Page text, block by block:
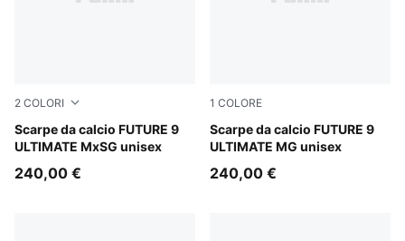
2 COLORI
Scarpe da calcio FUTURE 9
ULTIMATE MxSG unisex
Sugared Almond-PUMA White-Ultra Red-PUMA Black
240,00 €
1 COLORE
Scarpe da calcio FUTURE 9
ULTIMATE MG unisex
Sugared Almond-PUMA
240,00 €